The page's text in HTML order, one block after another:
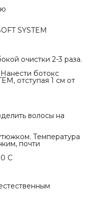
SYSTEM
очистки 2-3 раза.
ботокс
отступая 1 см от
волосы на
Температура
почти
С